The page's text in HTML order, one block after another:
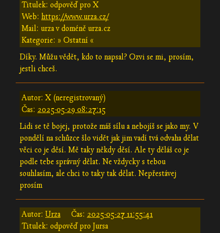
Titulek: odpověď pro X
Web: https://www.urza.cz/
Mail: urza v doméně urza.cz
Kategorie: » Ostatní «
Díky. Můžu vědět, kdo to napsal? Ozvi se mi, prosím,
jestli chceš.
Autor: X (neregistrovaný)
Čas: 2025-05-29 08:27:15
Lidi se tě bojej, protože máš sílu a nebojíš se jako my. V
pondělí na schůzce šlo vidět jak jim vadí tvá odvaha dělat
věci co je děsí. Mě taky někdy děsí. Ale ty děláš co je
podle tebe správný dělat. Ne vždycky s tebou
souhlasím, ale chci to taky tak dělat. Nepřestávej
prosím
Autor: Urza Čas: 2025-05-27 11:55:41
Titulek: odpověď pro Jursa